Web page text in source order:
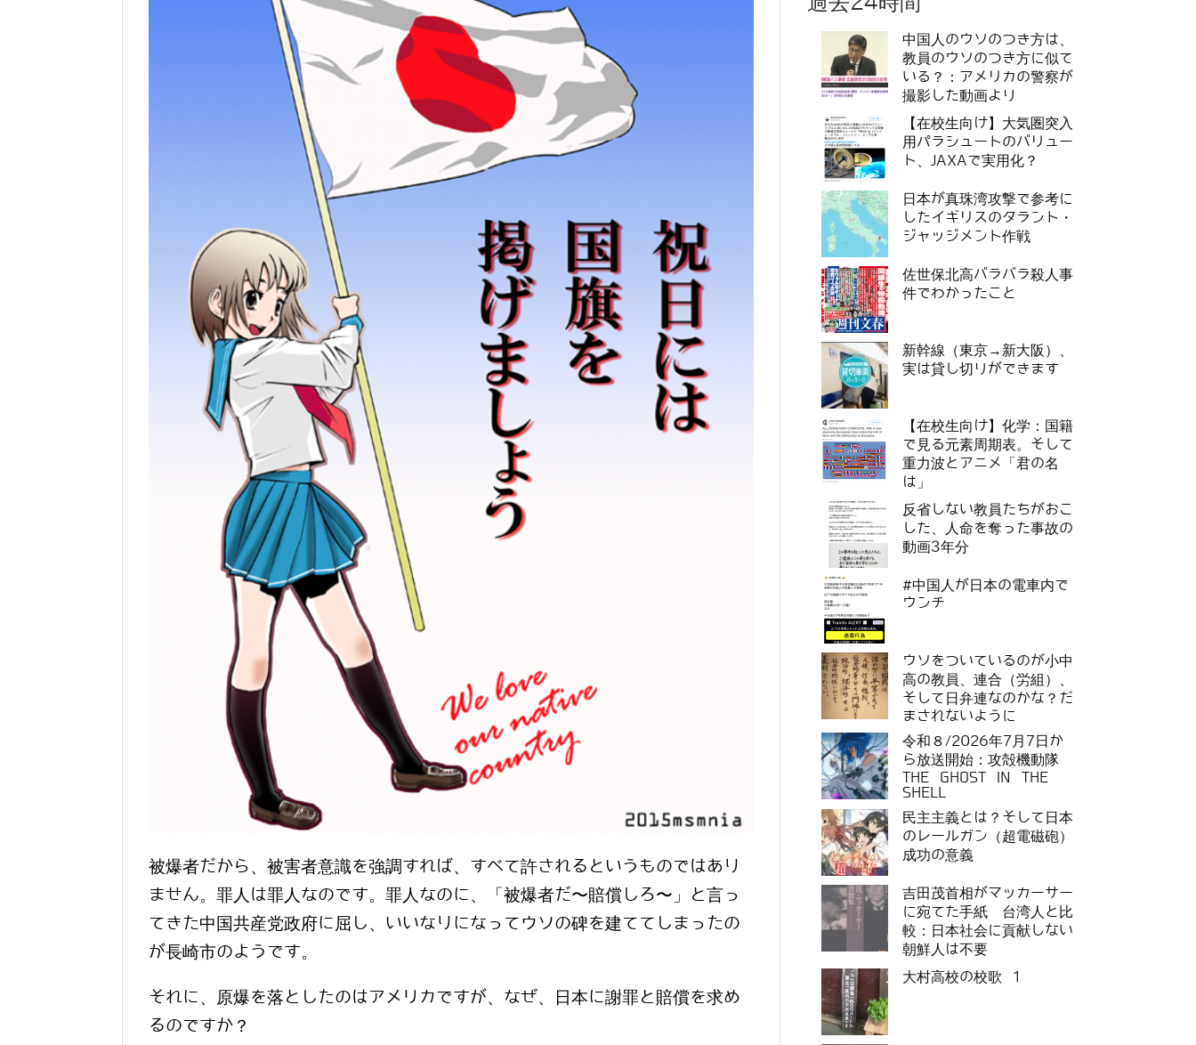
被爆者だから、被害者意識を強調すれば、すべて許されるというものではあり
ません。罪人は罪人なのです。罪人なのに、「被爆者だ〜賠償しろ〜」と言っ
てきた中国共産党政府に屈し、いいなりになってウソの碑を建ててしまったの
が長崎市のようです。
それに、原爆を落としたのはアメリカですが、なぜ、日本に謝罪と賠償を求め
るのですか？
中国人のウソのつき方は、
教員のウソのつき方に似て
いる？：アメリカの警察が
撮影した動画より
【在校生向け】大気圏突入
用パラシュートのバリュー
ト、JAXAで実用化？
日本が真珠湾攻撃で参考に
したイギリスのタラント・
ジャッジメント作戦
佐世保北高バラバラ殺人事
件でわかったこと
新幹線（東京→新大阪）、
実は貸し切りができます
【在校生向け】化学：国籍
で見る元素周期表。そして
重力波とアニメ「君の名
は」
反省しない教員たちがおこ
した、人命を奪った事故の
動画3年分
#中国人が日本の電車内で
ウンチ
ウソをついているのが小中
高の教員、連合（労組）、
そして日弁連なのかな？だ
まされないように
令和８/2026年7月7日か
ら放送開始：攻殻機動隊
THE GHOST IN THE
SHELL
民主主義とは？そして日本
のレールガン（超電磁砲）
成功の意義
吉田茂首相がマッカーサー
に宛てた手紙 台湾人と比
較：日本社会に貢献しない
朝鮮人は不要
大村高校の校歌 1